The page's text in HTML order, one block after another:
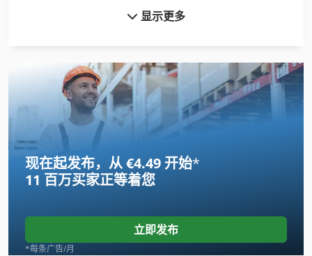
Gildemeister Ct 20
Index B 60
International 434
Linde
Newton 20
Scania
Tank
显示更多
现在起发布，从 €4.49 开始*
11 百万买家正等着您
立即发布
*每条广告/月